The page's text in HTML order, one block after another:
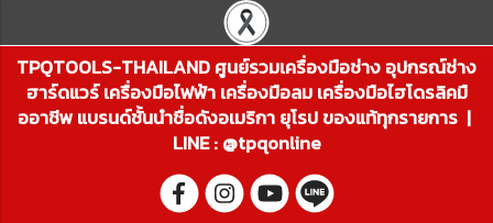
TPQTOOLS-THAILAND ศูนย์รวมเครื่องมือช่าง อุปกรณ์ช่าง
ฮาร์ดแวร์ เครื่องมือไฟฟ้า เครื่องมือลม เครื่องมือไฮโดรลิคมื
ออาชีพ แบรนด์ชั้นนำชื่อดังอเมริกา ยุโรป ของแท้ทุกรายการ |
LINE : @tpqonline